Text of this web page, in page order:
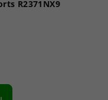
R2371NX9